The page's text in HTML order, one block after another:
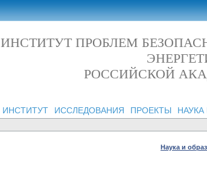
ИНСТИТУТ ПРОБЛЕМ
РОССИЙСКОЙ
ИНСТИТУТ ИССЛЕДОВАНИЯ ПРОЕКТЫ
Наука и